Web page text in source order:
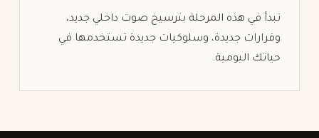
تبدأ في هذه المرحلة بترسيخ صوت داخلي جديد،
وقرارات جديدة، وسلوكيات جديدة تستخدمها في
حياتك اليومية.